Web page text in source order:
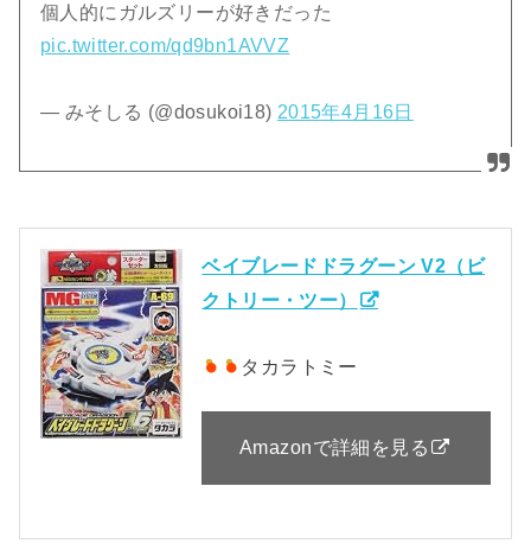
個人的にガルズリーが好きだった
pic.twitter.com/qd9bn1AVVZ
— みそしる (@dosukoi18) 2015年4月16日
ベイブレードドラグーン V2（ビ
クトリー・ツー）
タカラトミー
Amazonで詳細を見る